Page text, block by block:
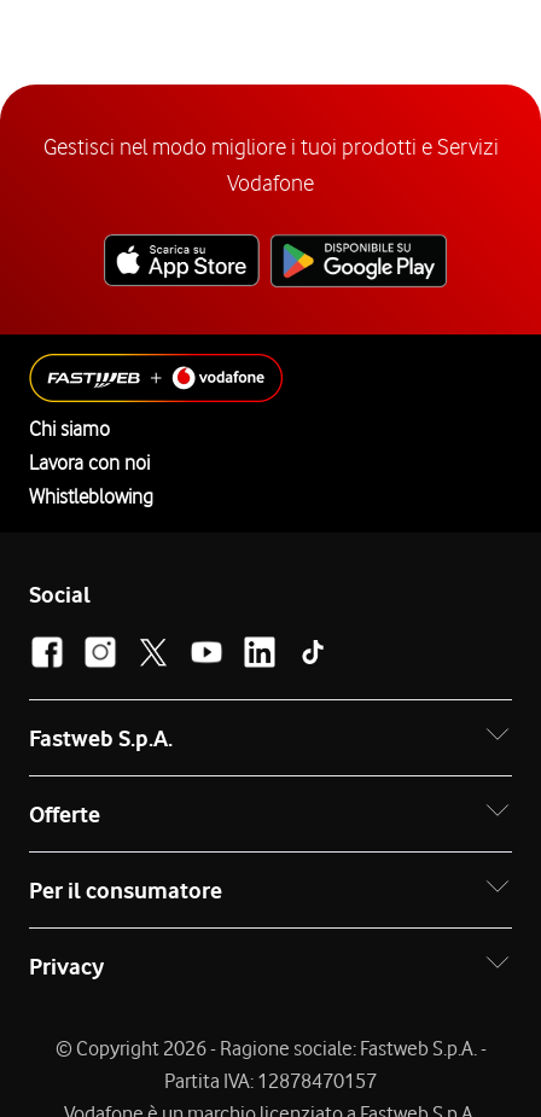
Gestisci nel modo migliore i tuoi prodotti e Servizi
Vodafone
Chi siamo
Lavora con noi
Whistleblowing
Social
Fastweb S.p.A.
Offerte
Per il consumatore
Privacy
© Copyright 2026 - Ragione sociale: Fastweb S.p.A. -
Partita IVA: 12878470157